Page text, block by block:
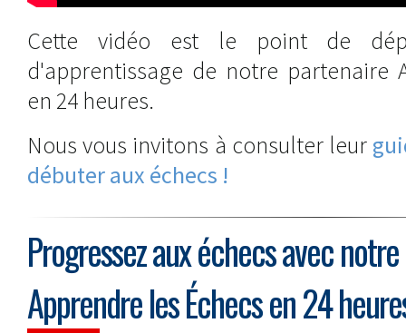
Cette vidéo est le point de
d'apprentissage de notre partenaire
en 24 heures.
Nous vous invitons à consulter leur
débuter aux échecs !
Progressez aux échecs avec
Apprendre les Échecs en 24